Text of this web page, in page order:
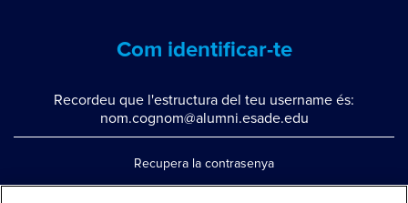
Com identificar-te
Recordeu que l'estructura del teu username és:
nom.cognom@alumni.esade.edu
Recupera la contrasenya